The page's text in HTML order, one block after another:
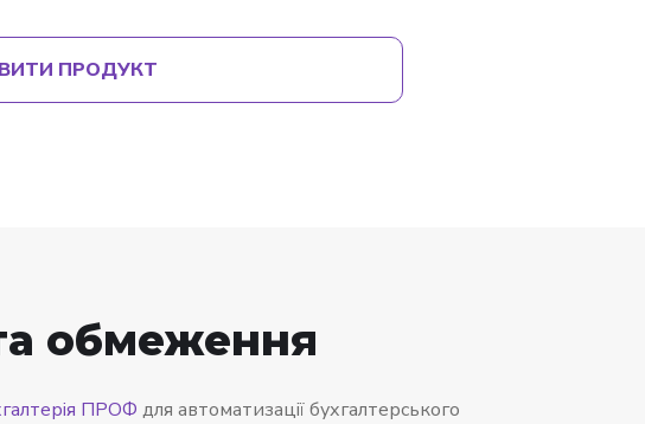
ПРОДУКТ
обмеження
ПРОФ для автоматизації бухгалтерського